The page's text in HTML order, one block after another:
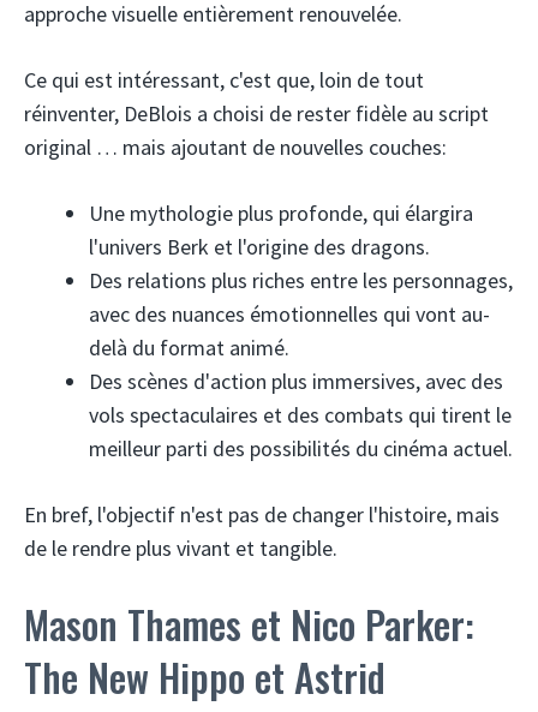
approche visuelle entièrement renouvelée.
Ce qui est intéressant, c'est que, loin de tout
réinventer, DeBlois a choisi de rester fidèle au script
original … mais ajoutant de nouvelles couches:
Une mythologie plus profonde, qui élargira
l'univers Berk et l'origine des dragons.
Des relations plus riches entre les personnages,
avec des nuances émotionnelles qui vont au-
delà du format animé.
Des scènes d'action plus immersives, avec des
vols spectaculaires et des combats qui tirent le
meilleur parti des possibilités du cinéma actuel.
En bref, l'objectif n'est pas de changer l'histoire, mais
de le rendre plus vivant et tangible.
Mason Thames et Nico Parker:
The New Hippo et Astrid